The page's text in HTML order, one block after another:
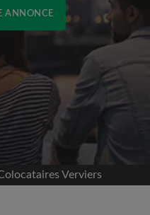
ANNONCE
sur votre page sans
Verviers